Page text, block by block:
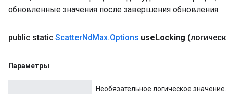
обновленные значения после завершения обновления.
public static ScatterNdMax.Options useLocking
Параметры
Необязательное логическое